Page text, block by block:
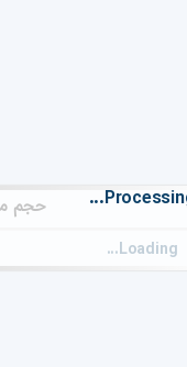
حجم
page from your cache
to implement the